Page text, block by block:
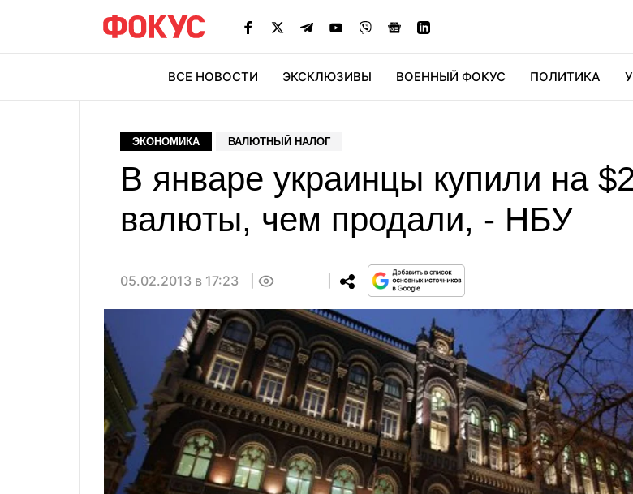
ВСЕ НОВОСТИ ЭКСКЛЮЗИВЫ ВОЕННЫЙ ФОКУС ПОЛИТИКА
ЭКОНОМИКА ВАЛЮТНЫЙ НАЛОГ
В январе украинцы купили на
валюты, чем продали, - НБУ
05.02.2013 в 17:23